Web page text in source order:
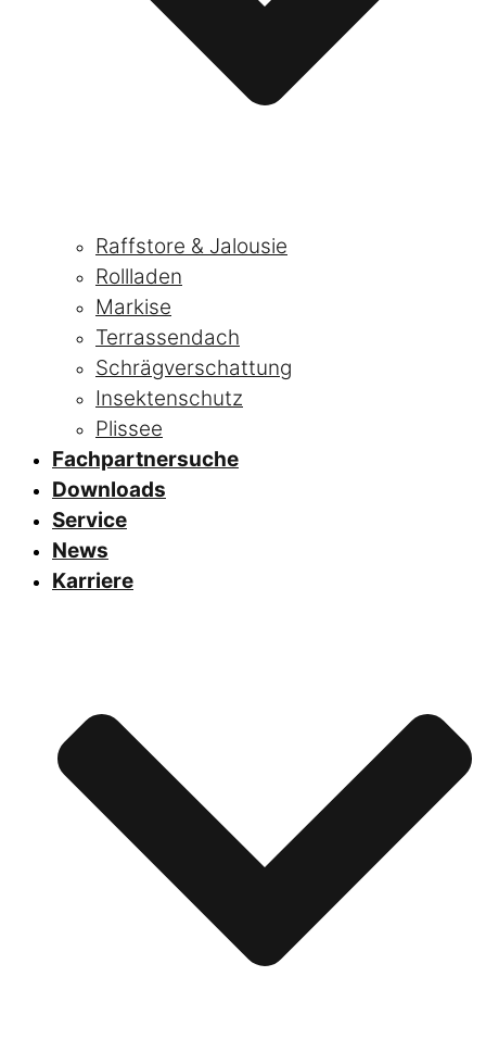
Raffstore & Jalousie
Rollladen
Markise
Terrassendach
Schrägverschattung
Insektenschutz
Plissee
Fachpartnersuche
Downloads
Service
News
Karriere